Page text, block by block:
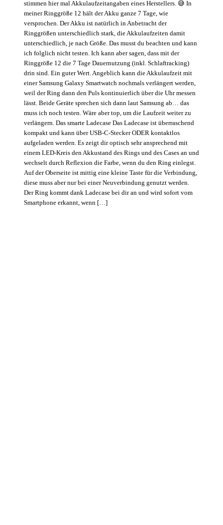
stimmen hier mal Akkulaufzeitangaben eines Herstellers. 😅 In
meiner Ringgröße 12 hält der Akku ganze 7 Tage, wie
versprochen. Der Akku ist natürlich in Anbetracht der
Ringgrößen unterschiedlich stark, die Akkulaufzeiten damit
unterschiedlich, je nach Größe. Das musst du beachten und kann
ich folglich nicht testen. Ich kann aber sagen, dass mit der
Ringgröße 12 die 7 Tage Dauernutzung (inkl. Schlaftracking)
drin sind. Ein guter Wert. Angeblich kann die Akkulaufzeit mit
einer Samsung Galaxy Smartwatch nochmals verlängert werden,
weil der Ring dann den Puls kontinuierlich über die Uhr messen
lässt. Beide Geräte sprechen sich dann laut Samsung ab… das
muss ich noch testen. Wäre aber top, um die Laufzeit weiter zu
verlängern. Das smarte Ladecase Das Ladecase ist überraschend
kompakt und kann über USB-C-Stecker ODER kontaktlos
aufgeladen werden. Es zeigt dir optisch sehr ansprechend mit
einem LED-Kreis den Akkustand des Rings und des Cases an und
wechselt durch Reflexion die Farbe, wenn du den Ring einlegst.
Auf der Oberseite ist mittig eine kleine Taste für die Verbindung,
diese muss aber nur bei einer Neuverbindung genutzt werden.
Der Ring kommt dank Ladecase bei dir an und wird sofort vom
Smartphone erkannt, wenn […]